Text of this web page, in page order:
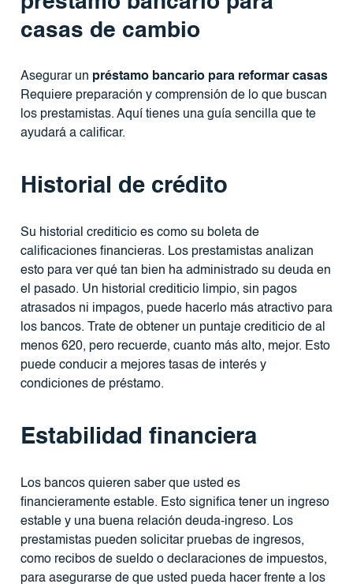
casas de cambio
Asegurar un préstamo bancario para reformar casas
Requiere preparación y comprensión de lo que buscan
los prestamistas. Aquí tienes una guía sencilla que te
ayudará a calificar.
Historial de crédito
Su historial crediticio es como su boleta de
calificaciones financieras. Los prestamistas analizan
esto para ver qué tan bien ha administrado su deuda en
el pasado. Un historial crediticio limpio, sin pagos
atrasados ​​ni impagos, puede hacerlo más atractivo para
los bancos. Trate de obtener un puntaje crediticio de al
menos 620, pero recuerde, cuanto más alto, mejor. Esto
puede conducir a mejores tasas de interés y
condiciones de préstamo.
Estabilidad financiera
Los bancos quieren saber que usted es
financieramente estable. Esto significa tener un ingreso
estable y una buena relación deuda-ingreso. Los
prestamistas pueden solicitar pruebas de ingresos,
como recibos de sueldo o declaraciones de impuestos,
para asegurarse de que usted pueda hacer frente a los